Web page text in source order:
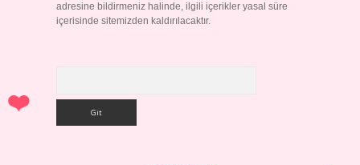
adresine bildirmeniz halinde, ilgili içerikler yasal süre
içerisinde sitemizden kaldırılacaktır.